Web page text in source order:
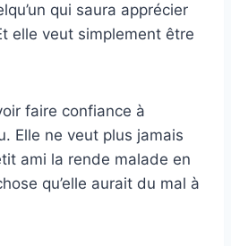
qui saura apprécier
elle veut simplement être
faire confiance à
Elle ne veut plus jamais
ami la rende malade en
qu’elle aurait du mal à